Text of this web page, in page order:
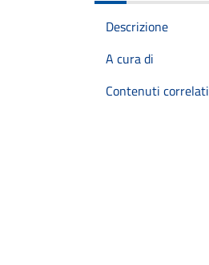
Descrizione
A cura di
Contenuti correlati